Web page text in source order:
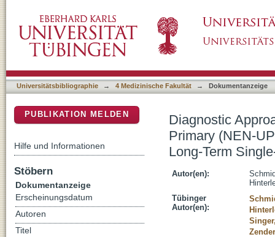
Prognostic Relevance-A Retrospective,
Universitätsbibliographie → 4 Medizinische Fakultät → Dokumentanzeige
Diagnostic
Primary (NEN-
Long-Term
Autor(en):
Tübinger
Autor(en):
PUBLIKATION MELDEN
Hilfe und Informationen
Stöbern
Dokumentanzeige
Erscheinungsdatum
Autoren
Titel